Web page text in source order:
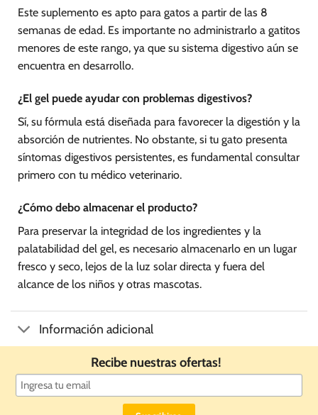
Este suplemento es apto para gatos a partir de las 8
semanas de edad. Es importante no administrarlo a gatitos
menores de este rango, ya que su sistema digestivo aún se
encuentra en desarrollo.
¿El gel puede ayudar con problemas digestivos?
Sí, su fórmula está diseñada para favorecer la digestión y la
absorción de nutrientes. No obstante, si tu gato presenta
síntomas digestivos persistentes, es fundamental consultar
primero con tu médico veterinario.
¿Cómo debo almacenar el producto?
Para preservar la integridad de los ingredientes y la
palatabilidad del gel, es necesario almacenarlo en un lugar
fresco y seco, lejos de la luz solar directa y fuera del
alcance de los niños y otras mascotas.
Información adicional
Recibe nuestras ofertas!